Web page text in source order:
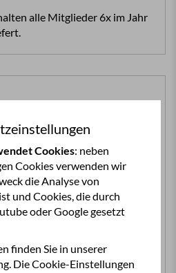
alle Mitglieder 6x im Jahr
Service
sie alles, was Sie für Ihren
können Sie persönlich
Cookies: neben
Cookies verwenden wir
die Analyse von
und Cookies, die durch
oder Google gesetzt
finden Sie in unserer
Die Cookie-Einstellungen